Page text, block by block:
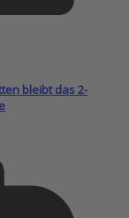
bleibt das 2-